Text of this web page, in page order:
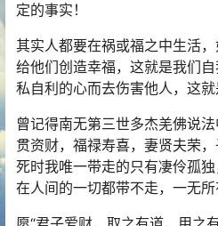
定的事实！
其实人都要在祸或福之中生活，
给他们创造幸福，这就是我们
私自利的心而去伤害他人，这就
曾记得南无第三世多杰羌佛说
贯资财，福禄寿喜，妻贤夫荣
死时我唯一带走的只有凄伶孤独
在人间的一切都带不走，一无